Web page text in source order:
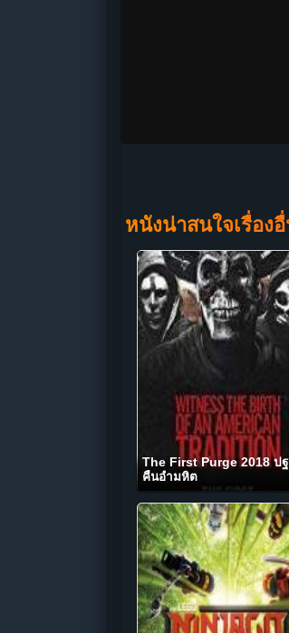
หนังน่าสนใจเรื่อง
The First Purge 2018 ป
คืนอำมหิต